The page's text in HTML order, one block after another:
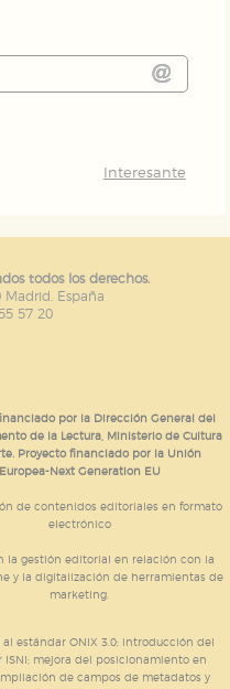
Interesante
todos los derechos.
España
57 20
por la Dirección General del
de la Lectura, Ministerio de Cultura
Proyecto financiado por la Unión
Europea-Next Generation EU
de contenidos editoriales en formato
electrónico
la gestión editorial en relación con la
y la digitalización de herramientas de
marketing.
al estándar ONIX 3.0; introducción del
ISNI; mejora del posicionamiento en
de campos de metadatos y